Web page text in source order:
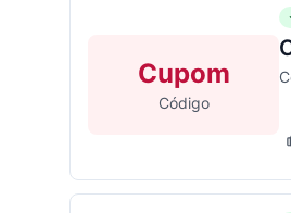
Cupom
Código